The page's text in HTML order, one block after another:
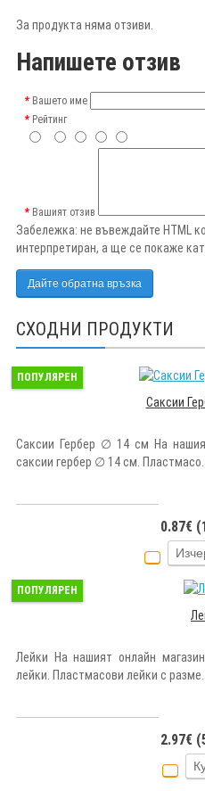
За продукта няма отзиви.
Напишете отзив
Вашето име
Рейтинг
Вашият отзив
Забележка: не въвеждайте HTML
интерпретиран, а ще се покаже
Дайте обратна връзка
СХОДНИ ПРОДУКТИ
ПОПУЛЯРЕН
Саксии
Саксии Гербер ∅ 14 см На
саксии гербер ∅ 14 см. Пластмасо..
0.87€
ПОПУЛЯРЕН
Лейки На нашият онлайн
лейки. Пластмасови лейки с разме..
2.97€